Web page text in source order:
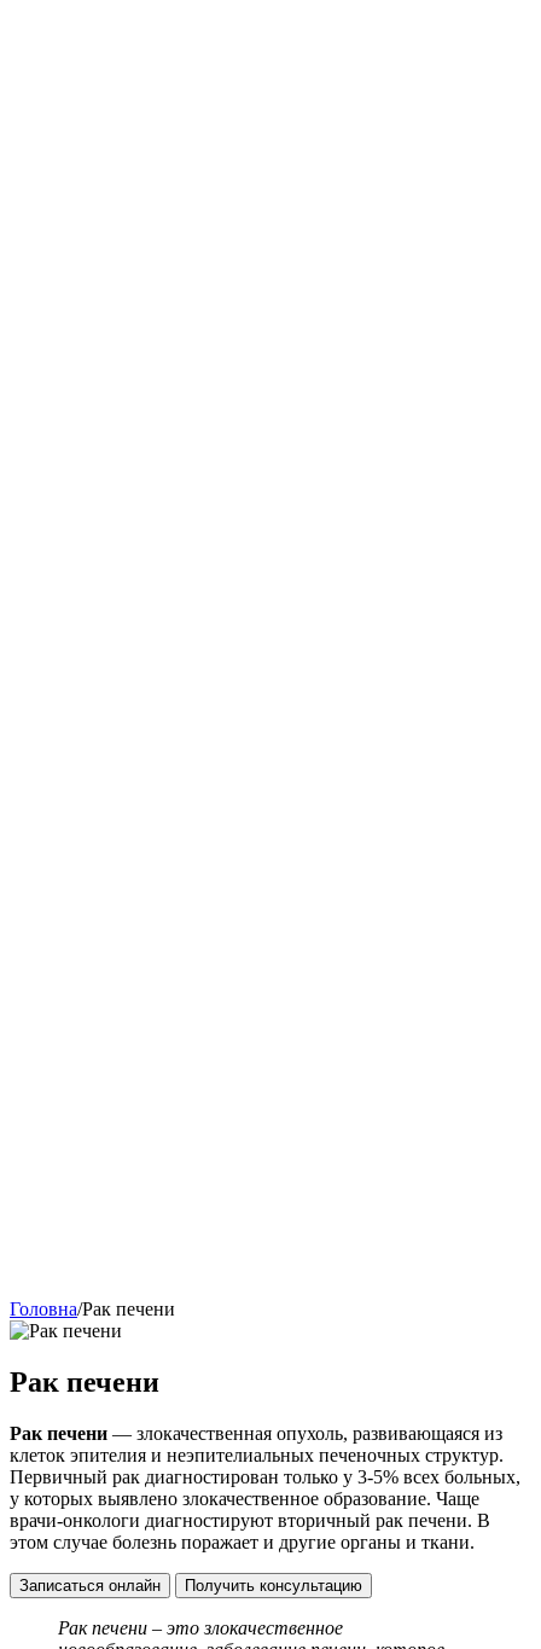
Головна/Рак печени
Рак печени
Рак печени — злокачественная опухоль, развивающаяся из
клеток эпителия и неэпителиальных печеночных структур.
Первичный рак диагностирован только у 3-5% всех больных,
у которых выявлено злокачественное образование. Чаще
врачи-онкологи диагностируют вторичный рак печени. В
этом случае болезнь поражает и другие органы и ткани.
Записаться онлайн Получить консультацию
Рак печени – это злокачественное